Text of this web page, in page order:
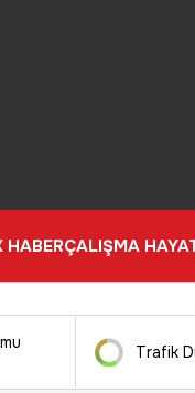
HABERÇALIŞMA
Trafik